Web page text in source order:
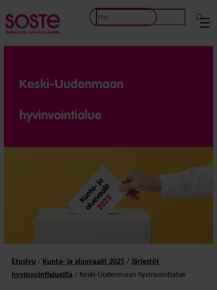
Siirry
sisältöön
Etsi
Keski-Uudenmaan
hyvinvointialue
Etusivu / Kunta- ja aluevaalit 2025 / Järjestöt
hyvinvointialueilla / Keski-Uudenmaan hyvinvointialue